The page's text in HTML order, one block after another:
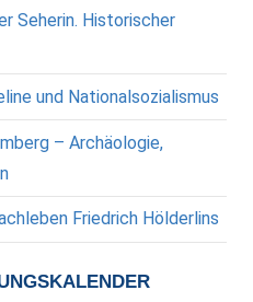
Seherin. Historischer
und Nationalsozialismus
– Archäologie,
Friedrich Hölderlins